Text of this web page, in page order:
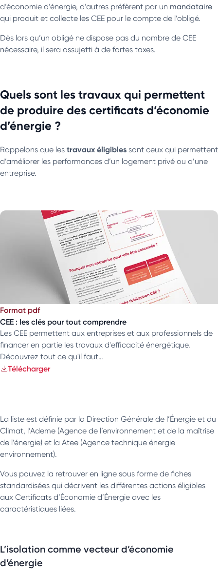
d’économie d’énergie, d’autres préfèrent par un mandataire
qui produit et collecte les CEE pour le compte de l’obligé.
Dès lors qu’un obligé ne dispose pas du nombre de CEE
nécessaire, il sera assujetti à de fortes taxes.
Quels sont les travaux qui permettent
de produire des certificats d’économie
d’énergie ?
Rappelons que les travaux éligibles sont ceux qui permettent
d’améliorer les performances d’un logement privé ou d’une
entreprise.
Format pdf
CEE : les clés pour tout comprendre
Les CEE permettent aux entreprises et aux professionnels de
financer en partie les travaux d'efficacité énergétique.
Découvrez tout ce qu'il faut…
Télécharger
La liste est définie par la Direction Générale de l’Énergie et du
Climat, l’Ademe (Agence de l’environnement et de la maîtrise
de l’énergie) et la Atee (Agence technique énergie
environnement).
Vous pouvez la retrouver en ligne sous forme de fiches
standardisées qui décrivent les différentes actions éligibles
aux Certificats d’Économie d’Énergie avec les
caractéristiques liées.
L’isolation comme vecteur d’économie
d’énergie